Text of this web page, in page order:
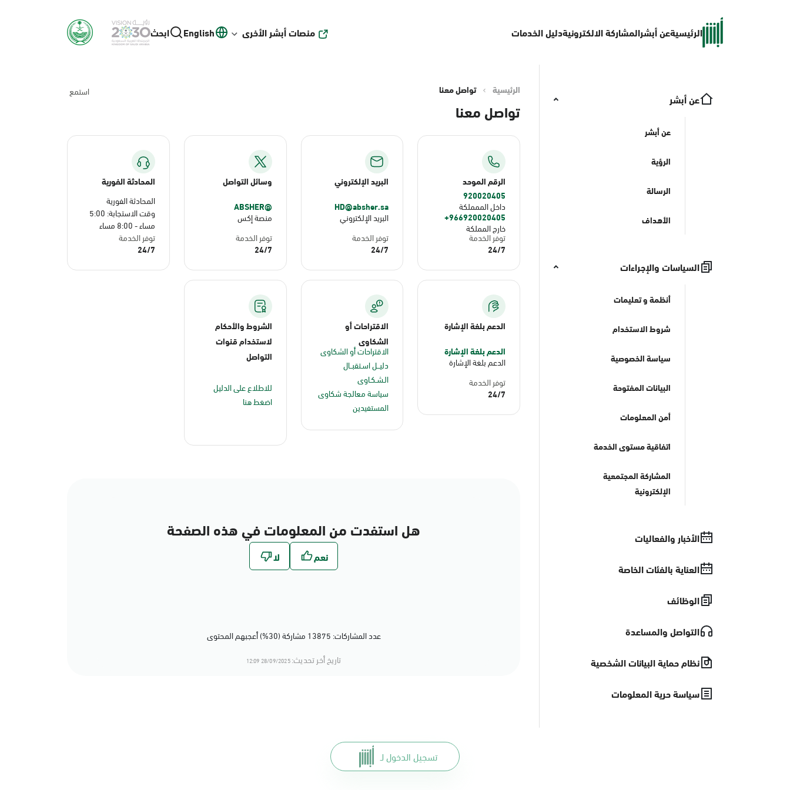
الرئيسيةعن أبشرالمشاركة الالكترونيةدليل الخدمات منصات أبشر الأخرى English ابحث
عن أبشر
عن أبشر
الرؤية
الرسالة
الأهداف
السياسات والإجراءات
أنظمة و تعليمات
شروط الاستخدام
سياسة الخصوصية
البيانات المفتوحة
أمن المعلومات
اتفاقية مستوى الخدمة
المشاركة المجتمعية
الإلكترونية
الأخبار والفعاليات
العناية بالفئات الخاصة
الوظائف
التواصل والمساعدة
نظام حماية البيانات الشخصية
سياسة حرية المعلومات
الرئيسية تواصل معنا استمع
تواصل معنا
الرقم الموحد
920020405
داخل الممملكة
966920020405+
خارج المملكة
توفر الخدمة
24/7
البريد الإلكتروني
HD@absher.sa
البريد الإلكتروني
توفر الخدمة
24/7
وسائل التواصل
@ABSHER
منصة إكس
توفر الخدمة
24/7
المحادثة الفورية
المحادثة الفورية
وقت الاستجابة: 5:00
مساء - 8:00 مساء
توفر الخدمة
24/7
الدعم بلغة الإشارة
الدعم بلغة الإشارة
الدعم بلغة الإشارة
توفر الخدمة
24/7
الاقتراحات أو
الشكاوى
الاقتراحات أو الشكاوى
دليــل اسـتقبــال
الـشـكـاوى
سياسة معالجة شكاوى
المستفيدين
الشروط والأحكام
لاستخدام قنوات
التواصل
للاطلاع على الدليل
اضغط هنا
هل استفدت من المعلومات في هذه الصفحة
عدد المشاركات: 13875 مشاركة (30%) أعجبهم المحتوى
تاريخ أخر تحديث:28/09/2025 12:09
تسجيل الدخول لـ